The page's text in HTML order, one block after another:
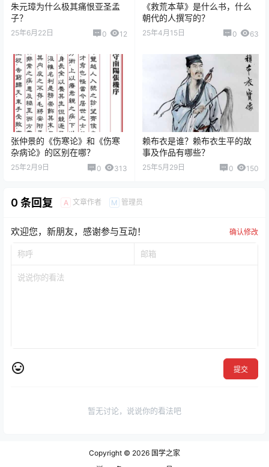
朱元璋为什么极其痛恨亚圣孟
子？
25年6月22日 0 12
《救荒本草》是什么书，什么
朝代的人撰写的？
25年4月15日 0 63
张仲景的《伤寒论》和《伤寒
杂病论》的区别在哪？
25年2月9日 0 313
赖布衣是谁？赖布衣生平的故
事及作品有哪些？
25年5月29日 0 150
0 条回复 A 文章作者 M 管理员
欢迎您，新朋友，感谢参与互动！ 确认修改
提交
暂无讨论，说说你的看法吧
Copyright © 2026 国学之家